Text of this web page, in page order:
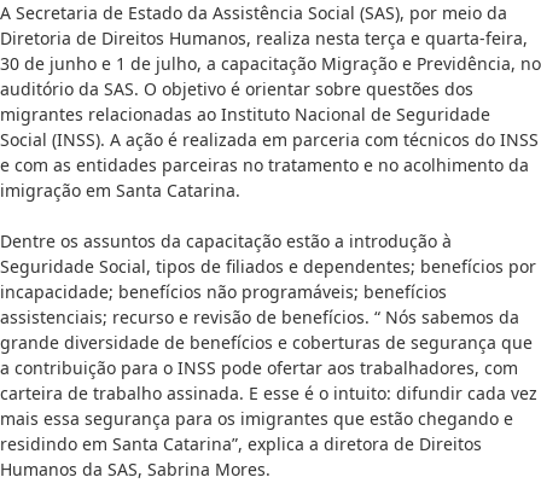
A Secretaria de Estado da Assistência Social (SAS), por meio da
Diretoria de Direitos Humanos, realiza nesta terça e quarta-feira,
30 de junho e 1 de julho, a capacitação Migração e Previdência, no
auditório da SAS. O objetivo é orientar sobre questões dos
migrantes relacionadas ao Instituto Nacional de Seguridade
Social (INSS). A ação é realizada em parceria com técnicos do INSS
e com as entidades parceiras no tratamento e no acolhimento da
imigração em Santa Catarina.
Dentre os assuntos da capacitação estão a introdução à
Seguridade Social, tipos de filiados e dependentes; benefícios por
incapacidade; benefícios não programáveis; benefícios
assistenciais; recurso e revisão de benefícios. “ Nós sabemos da
grande diversidade de benefícios e coberturas de segurança que
a contribuição para o INSS pode ofertar aos trabalhadores, com
carteira de trabalho assinada. E esse é o intuito: difundir cada vez
mais essa segurança para os imigrantes que estão chegando e
residindo em Santa Catarina”, explica a diretora de Direitos
Humanos da SAS, Sabrina Mores.